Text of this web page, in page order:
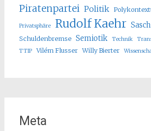
Piratenpartei Politik
Privatsphäre Rudolf Kaehr
Schuldenbremse Semiotik Technik
TTIP
Vilém Flusser Willy Bierter
Meta